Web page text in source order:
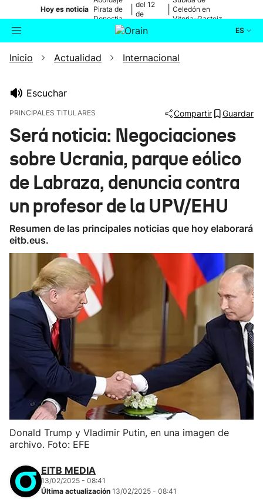
Hoy es noticia Pirata de
Donostia
del 12
de
Celedón en
Vitoria-Gasteiz
ES
Buscador Actualidad
Ikusmiran
Eguraldia
Inicio Actualidad Internacional
Escuchar
PRINCIPALES TITULARES Compartir Guardar
Será noticia: Negociaciones
sobre Ucrania, parque eólico
de Labraza, denuncia contra
un profesor de la UPV/EHU
Resumen de las principales noticias que hoy elaborará
eitb.eus.
Donald Trump y Vladimir Putin, en una imagen de
archivo. Foto: EFE
EITB MEDIA
13/02/2025 - 08:41
Última actualización 13/02/2025 - 08:41